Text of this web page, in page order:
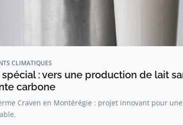
CLIMATIQUES
spécial : vers une production de lait
carbone
Craven en Montérégie : projet innovant pour